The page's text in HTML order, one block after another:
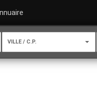
VILLE / C.P.